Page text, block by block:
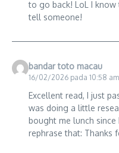
to go back! LoL I
tell someone!
bandar toto macau
16/02/2026 pada 10:58 am
Excellent read, I just
was doing a little
bought me lunch
rephrase that: Thanks